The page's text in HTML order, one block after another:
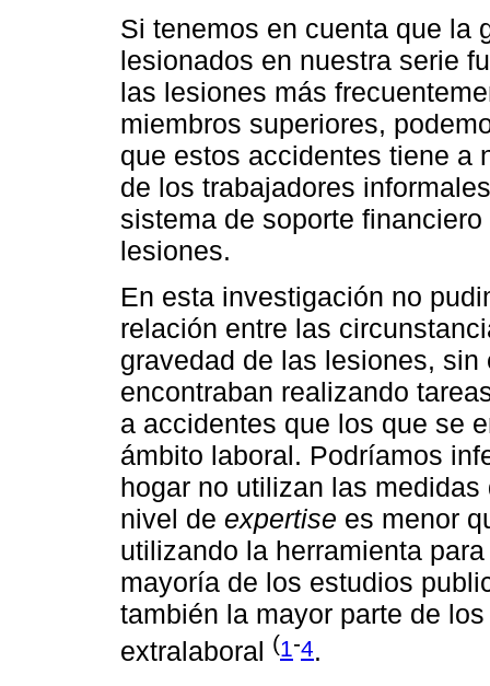
Si tenemos en cuenta que la
lesionados en nuestra serie
las lesiones más
miembros superiores,
que estos accidentes tiene a
de los trabajadores
sistema de soporte
lesiones.
En esta investigación no
relación entre las
gravedad de las lesiones,
encontraban realizando
a accidentes que los que se
ámbito laboral. Podríamos
hogar no utilizan las
nivel de expertise es menor
utilizando la herramienta
mayoría de los estudios
también la mayor parte de
extralaboral
(1 -4.